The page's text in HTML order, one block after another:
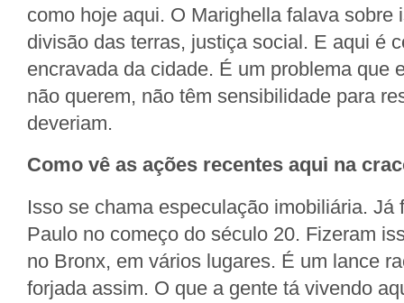
como hoje aqui. O Marighella falava sobre
divisão das terras, justiça social. E aqui é
encravada da cidade. É um problema que
não querem, não têm sensibilidade para
deveriam.
Como vê as ações recentes aqui na
Isso se chama especulação imobiliária. Já
Paulo no começo do século 20. Fizeram
no Bronx, em vários lugares. É um lance
forjada assim. O que a gente tá vivendo